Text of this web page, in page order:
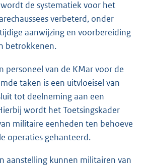
de systematiek voor het
verbeterd, onder
aanwijzing en voorbereiding
betrokkenen.
personeel van de KMar voor de
taken is een uitvloeisel van
tot deelneming aan een
wordt het Toetsingskader
militaire eenheden ten behoeve
operaties gehanteerd.
aanstelling kunnen militairen van